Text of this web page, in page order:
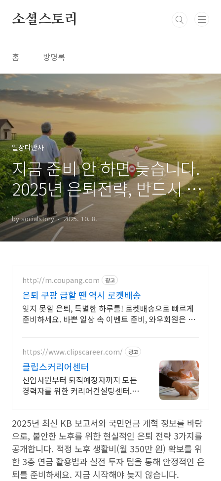
소셜스토리
홈 방명록
일상다반사
지금 준비 안 하면 늦습니다.
2025년 은퇴전략, 반드시 알
아야 할 3가지 포인트
by socialstory 2025. 10. 8.
http://m.coupang.com 광고
은퇴 쿠팡 급할 땐 역시 로켓배송
잊지 못할 은퇴, 특별한 하루를! 로켓배송으로 빠르게
준비하세요. 바쁜 일상 속 이벤트 준비, 와우회원은 로
https://www.clipscareer.com/ 광고
클립스커리어센터
신입사원부터 퇴직예정자까지 모든
경력자를 위한 커리어컨설팅센터.
2025년 최신 KB 보고서와 국민연금 개혁 정보를 바탕
으로, 불안한 노후를 위한 현실적인 은퇴 전략 3가지를
공개합니다. 적정 노후 생활비(월 350만 원) 확보를 위
한 3층 연금 활용법과 실전 투자 팁을 통해 안정적인 은
퇴를 준비하세요. 지금 시작해야 늦지 않습니다.